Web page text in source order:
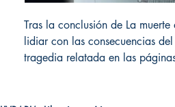
Tras la conclusión de La
lidiar con las consecuencias
tragedia relatada en las